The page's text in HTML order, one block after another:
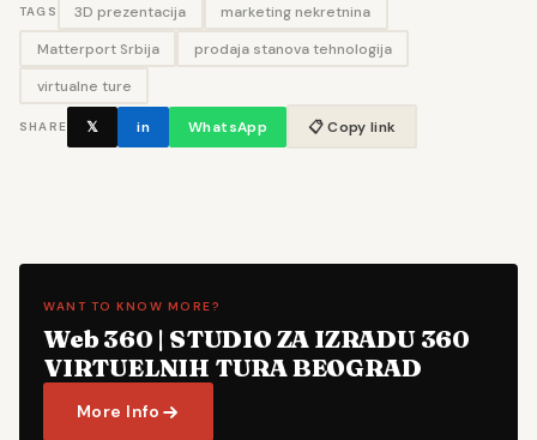
TAGS 3D prezentacija
marketing nekretnina
Matterport Srbija
prodaja stanova tehnologija
virtualne ture
SHARE 𝕏 in WhatsApp 📋 Copy link
WANT TO KNOW MORE?
Web 360 | STUDIO ZA IZRADU 360
VIRTUELNIH TURA BEOGRAD
More Info